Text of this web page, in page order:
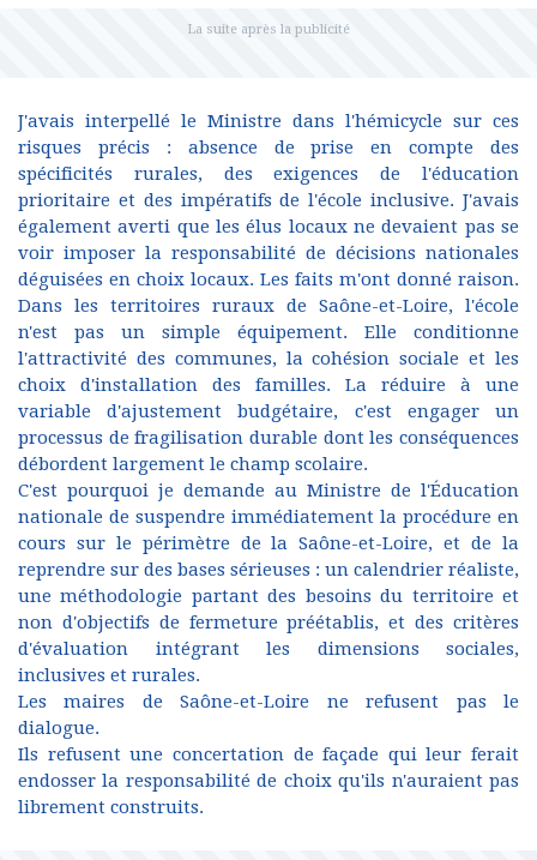
J'avais interpellé le Ministre dans l'hémicycle sur ces
risques précis : absence de prise en compte des
spécificités rurales, des exigences de l'éducation
prioritaire et des impératifs de l'école inclusive. J'avais
également averti que les élus locaux ne devaient pas se
voir imposer la responsabilité de décisions nationales
déguisées en choix locaux. Les faits m'ont donné raison.
Dans les territoires ruraux de Saône-et-Loire, l'école
n'est pas un simple équipement. Elle conditionne
l'attractivité des communes, la cohésion sociale et les
choix d'installation des familles. La réduire à une
variable d'ajustement budgétaire, c'est engager un
processus de fragilisation durable dont les conséquences
débordent largement le champ scolaire.
C'est pourquoi je demande au Ministre de l'Éducation
nationale de suspendre immédiatement la procédure en
cours sur le périmètre de la Saône-et-Loire, et de la
reprendre sur des bases sérieuses : un calendrier réaliste,
une méthodologie partant des besoins du territoire et
non d'objectifs de fermeture préétablis, et des critères
d'évaluation intégrant les dimensions sociales,
inclusives et rurales.
Les maires de Saône-et-Loire ne refusent pas le
dialogue.
Ils refusent une concertation de façade qui leur ferait
endosser la responsabilité de choix qu'ils n'auraient pas
librement construits.